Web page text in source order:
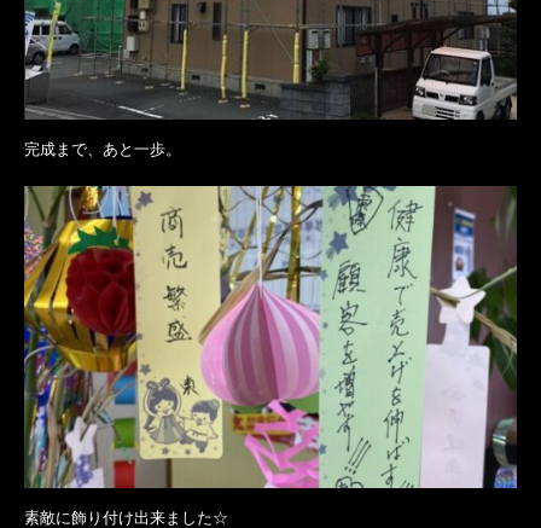
完成まで、あと一歩。
素敵に飾り付け出来ました☆